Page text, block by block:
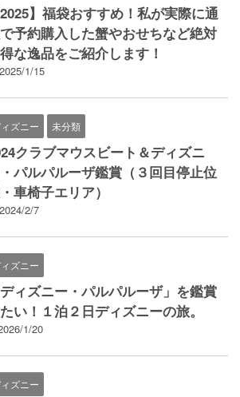
2025】福袋おすすめ！私が実際に通
予約購入した蟹やおせちなど絶対
な逸品をご紹介します！
2025/1/15
ズニー 未分類
クラブマウスビート＆ディズニ
パルパルーザ鑑賞（３回目停止位
車椅子エリア）
2024/2/7
ズニー
ディズニー・パルパルーザ」を鑑賞
い！１泊２日ディズニーの旅。
1/20
ズニー